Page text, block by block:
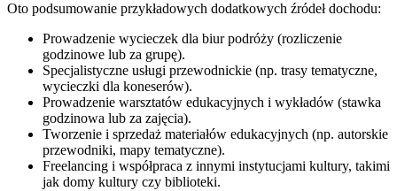
Oto podsumowanie przykładowych dodatkowych źródeł dochodu:
Prowadzenie wycieczek dla biur podróży (rozliczenie
godzinowe lub za grupę).
Specjalistyczne usługi przewodnickie (np. trasy tematyczne,
wycieczki dla koneserów).
Prowadzenie warsztatów edukacyjnych i wykładów (stawka
godzinowa lub za zajęcia).
Tworzenie i sprzedaż materiałów edukacyjnych (np. autorskie
przewodniki, mapy tematyczne).
Freelancing i współpraca z innymi instytucjami kultury, takimi
jak domy kultury czy biblioteki.